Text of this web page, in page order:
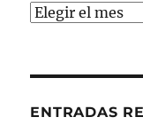
Archivos
ENTRADAS